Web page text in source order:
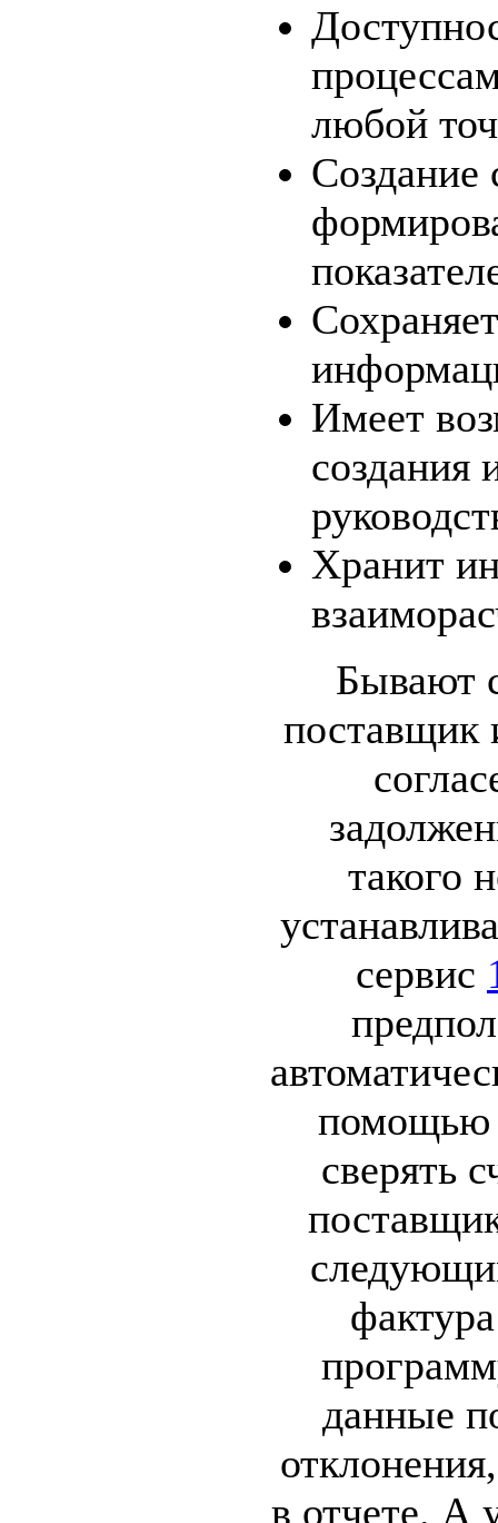
любой
Создание
Имеет
создания
Хранит
Бывают
поставщик
такого
сервис
помощью
сверять
данные
в отчете. А